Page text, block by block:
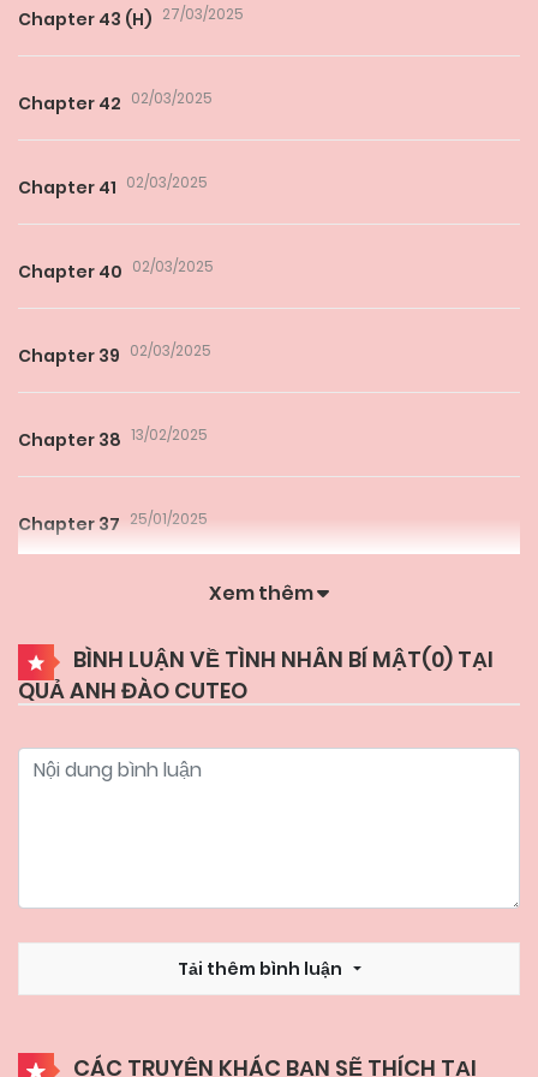
Chapter 43 (H) 27/03/2025
Chapter 42 02/03/2025
Chapter 41 02/03/2025
Chapter 40 02/03/2025
Chapter 39 02/03/2025
Chapter 38 13/02/2025
Chapter 37 25/01/2025
25/01/2025
Chapter 35 (H) 20/01/2025
Chapter 34 18/01/2025
Chapter 32 18/01/2025
Xem thêm
BÌNH LUẬN VỀ TÌNH NHÂN BÍ MẬT(0) TẠI
QUẢ ANH ĐÀO CUTEO
Tải thêm bình luận
CÁC TRUYỆN KHÁC BẠN SẼ THÍCH TẠI